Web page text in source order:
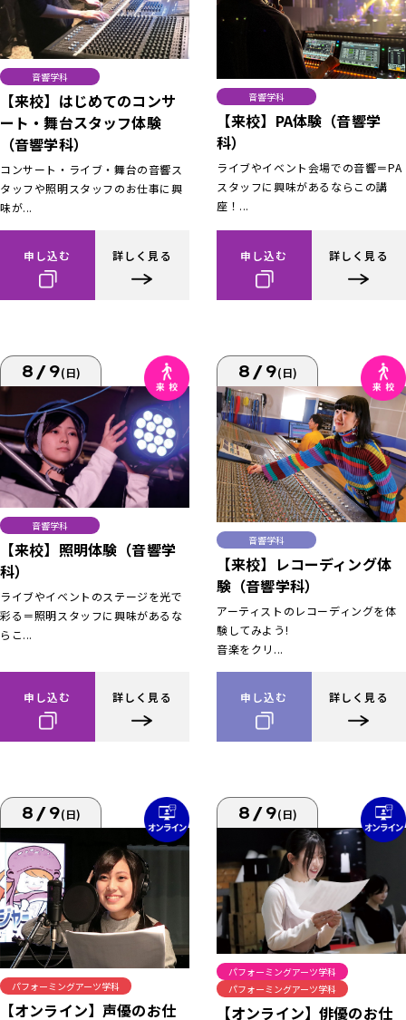
音響学科
【来校】はじめてのコンサ
ート・舞台スタッフ体験
（音響学科）
コンサート・ライブ・舞台の音響ス
タッフや照明スタッフのお仕事に興
味が...
申し込む 詳しく見る
音響学科
【来校】PA体験（音響学
科）
ライブやイベント会場での音響＝PA
スタッフに興味があるならこの講
座！...
申し込む 詳しく見る
8/9(日)
音響学科
【来校】照明体験（音響学
科）
ライブやイベントのステージを光で
彩る＝照明スタッフに興味があるな
らこ...
申し込む 詳しく見る
8/9(日)
音響学科
【来校】レコーディング体
験（音響学科）
アーティストのレコーディングを体
験してみよう!
音楽をクリ...
申し込む 詳しく見る
8/9(日)
パフォーミングアーツ学科
【オンライン】声優のお仕
8/9(日)
パフォーミングアーツ学科
パフォーミングアーツ学科
【オンライン】俳優のお仕